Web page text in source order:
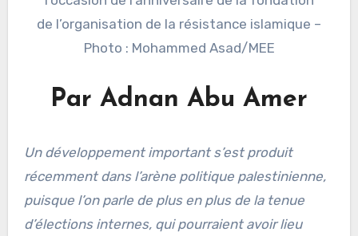
de l’organisation de la résistance islamique –
Photo : Mohammed Asad/MEE
Par Adnan Abu Amer
Un développement important s’est produit
récemment dans l’arène politique palestinienne,
puisque l’on parle de plus en plus de la tenue
d’élections internes, qui pourraient avoir lieu